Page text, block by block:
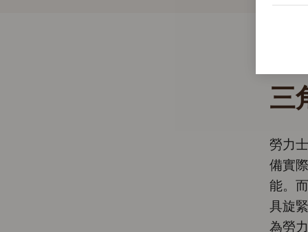
三
勞力
備實
能。
具旋
為勞